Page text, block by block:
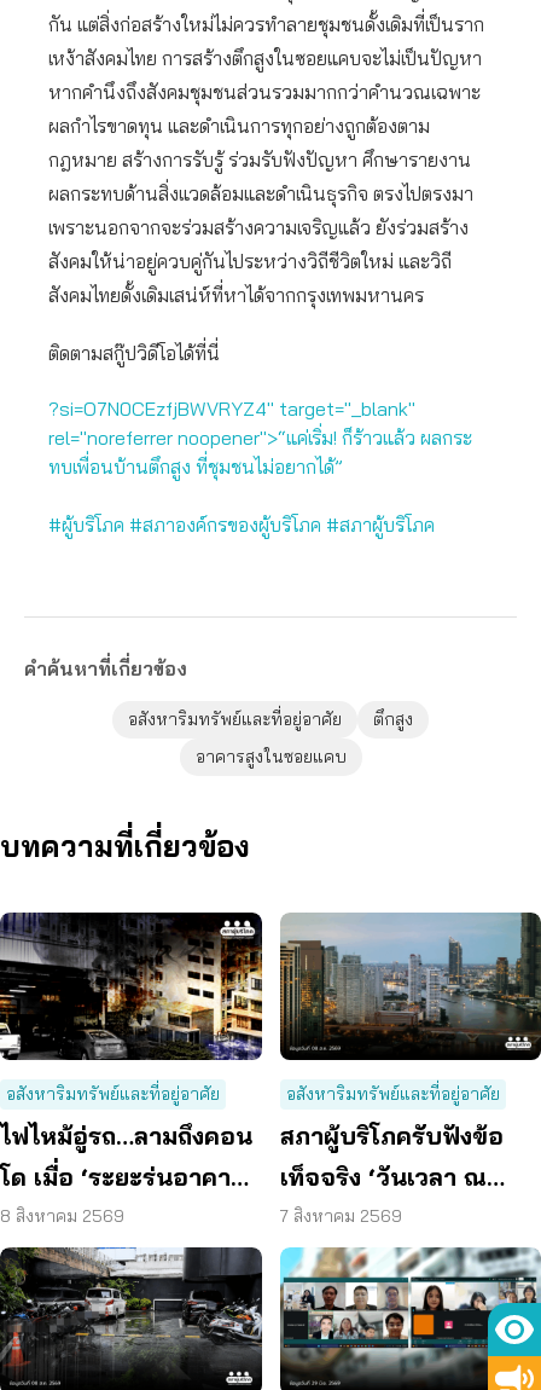
กัน แต่สิ่งก่อสร้างใหม่ไม่ควรทำลายชุมชนดั้งเดิมที่เป็นราก
เหง้าสังคมไทย การสร้างตึกสูงในซอยแคบจะไม่เป็นปัญหา
หากคำนึงถึงสังคมชุมชนส่วนรวมมากกว่าคำนวณเฉพาะ
ผลกำไรขาดทุน และดำเนินการทุกอย่างถูกต้องตาม
กฎหมาย สร้างการรับรู้ ร่วมรับฟังปัญหา ศึกษารายงาน
ผลกระทบด้านสิ่งแวดล้อมและดำเนินธุรกิจ ตรงไปตรงมา
เพราะนอกจากจะร่วมสร้างความเจริญแล้ว ยังร่วมสร้าง
สังคมให้น่าอยู่ควบคู่กันไประหว่างวิถีชีวิตใหม่ และวิถี
สังคมไทยดั้งเดิมเสน่ห์ที่หาได้จากกรุงเทพมหานคร
ติดตามสกู๊ปวิดีโอได้ที่นี่
?si=O7N0CEzfjBWVRYZ4" target="_blank"
rel="noreferrer noopener">“แค่เริ่ม! ก็ร้าวแล้ว ผลกระ
ทบเพื่อนบ้านตึกสูง ที่ชุมชนไม่อยากได้”
#ผู้บริโภค #สภาองค์กรของผู้บริโภค #สภาผู้บริโภค
คำค้นหาที่เกี่ยวข้อง
อสังหาริมทรัพย์และที่อยู่อาศัย
ตึกสูง
อาคารสูงในซอยแคบ
บทความที่เกี่ยวข้อง
อสังหาริมทรัพย์และที่อยู่อาศัย
ไฟไหม้อู่รถ…ลามถึงคอน
โด เมื่อ ‘ระยะร่นอาคาร’
ถูกละเลย ผู้บริโภคจึงต้อง
เสี่ยง
8 สิงหาคม 2569
อสังหาริมทรัพย์และที่อยู่อาศัย
สภาผู้บริโภครับฟังข้อ
เท็จจริง ‘วันเวลา ณ
เจ้าพระยา’ ยืนยันมีถนน
6 ม. รอบอาคาร
7 สิงหาคม 2569